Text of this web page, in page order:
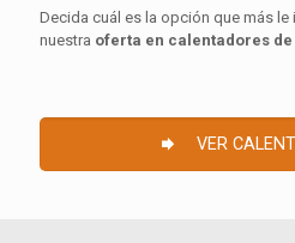
Decida cuál es la opción que más
nuestra oferta en calentadores de
VER